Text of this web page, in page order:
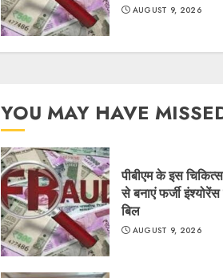
AUGUST 9, 2026
YOU MAY HAVE
पीबीएम के इस
से बनाएं फर्जी
बिल
AUGUST 9, 2026